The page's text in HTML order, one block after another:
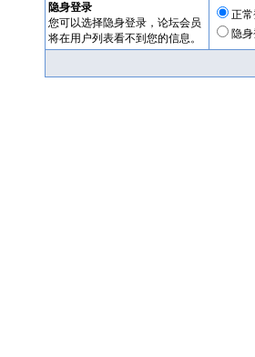
隐身登录
您可以选择隐身登录，论坛会员
将在用户列表看不到您的信息。
正
隐